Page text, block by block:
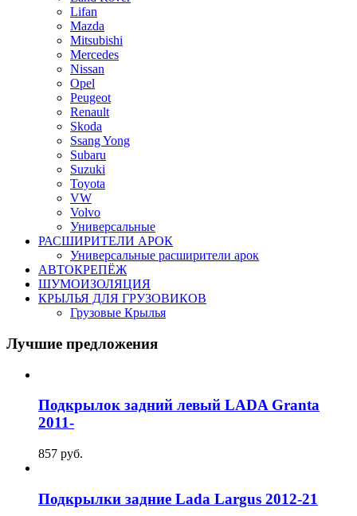
Lifan
Mazda
Mitsubishi
Mercedes
Nissan
Opel
Peugeot
Renault
Skoda
Ssang Yong
Subaru
Suzuki
Toyota
VW
Volvo
Универсальные
РАСШИРИТЕЛИ АРОК
Универсальные расширители арок
АВТОКРЕПЁЖ
ШУМОИЗОЛЯЦИЯ
КРЫЛЬЯ ДЛЯ ГРУЗОВИКОВ
Грузовые Крылья
Лучшие предложения
Подкрылок задний левый LADA Granta
2011-
857 руб.
Подкрылки задние Lada Largus 2012-21